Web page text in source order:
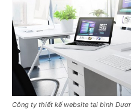
Công ty thiết kế website tại bình